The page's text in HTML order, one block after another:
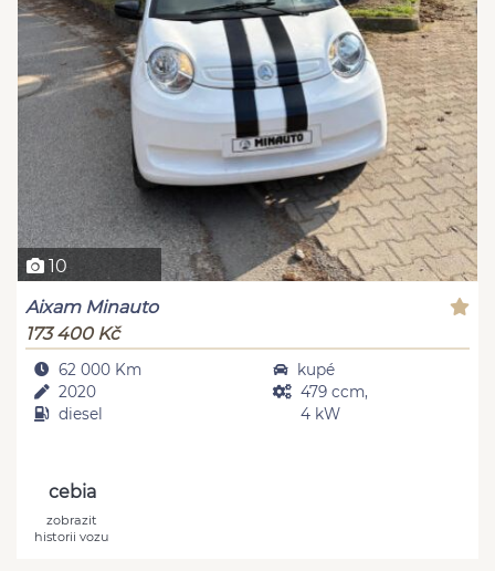
10
Aixam Minauto
173 400 Kč
62 000 Km
2020
diesel
kupé
479 ccm,
4 kW
cebia
zobrazit
historii vozu